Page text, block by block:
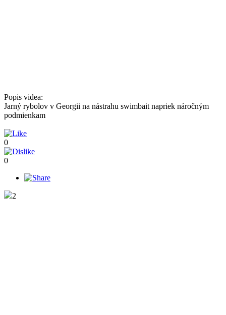
Popis videa:
Jarný rybolov v Georgii na nástrahu swimbait napriek náročným
podmienkam
0
0
2